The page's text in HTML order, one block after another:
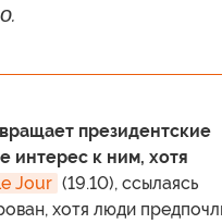
президентские
интерес к ним, хотя
Jour (19.10), ссылаясь
хотя люди